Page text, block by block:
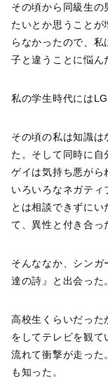
その頃から同級生の
たいとか思うことが
らなかったので、
子と違うことに悩ん
私の学生時代には
その頃の私は知識は
た。そして同時に自
ゲイは気持ち悪がら
いろいろなネガティ
とは相談できずに
て、異性と付き合っ
そんななか、シン
達の詩』と出会った。
高校生くらいだった
をしてテレビを観
流れて衝撃が走った
も知った。